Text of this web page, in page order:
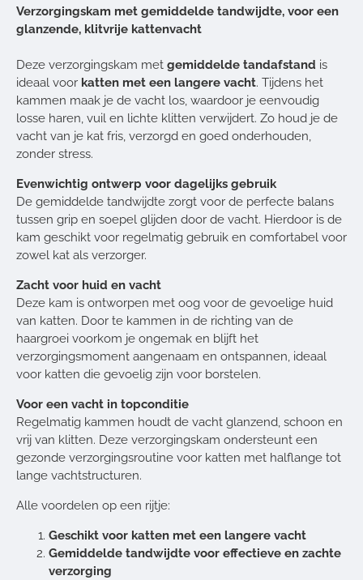
Verzorgingskam met gemiddelde tandwijdte, voor een
glanzende, klitvrije kattenvacht
Deze verzorgingskam met gemiddelde tandafstand is
ideaal voor katten met een langere vacht. Tijdens het
kammen maak je de vacht los, waardoor je eenvoudig
losse haren, vuil en lichte klitten verwijdert. Zo houd je de
vacht van je kat fris, verzorgd en goed onderhouden,
zonder stress.
Evenwichtig ontwerp voor dagelijks gebruik
De gemiddelde tandwijdte zorgt voor de perfecte balans
tussen grip en soepel glijden door de vacht. Hierdoor is de
kam geschikt voor regelmatig gebruik en comfortabel voor
zowel kat als verzorger.
Zacht voor huid en vacht
Deze kam is ontworpen met oog voor de gevoelige huid
van katten. Door te kammen in de richting van de
haargroei voorkom je ongemak en blijft het
verzorgingsmoment aangenaam en ontspannen, ideaal
voor katten die gevoelig zijn voor borstelen.
Voor een vacht in topconditie
Regelmatig kammen houdt de vacht glanzend, schoon en
vrij van klitten. Deze verzorgingskam ondersteunt een
gezonde verzorgingsroutine voor katten met halflange tot
lange vachtstructuren.
Alle voordelen op een rijtje:
Geschikt voor katten met een langere vacht
Gemiddelde tandwijdte voor effectieve en zachte
verzorging